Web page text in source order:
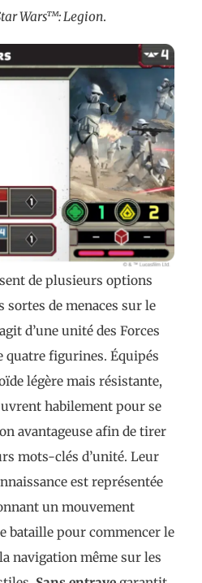
Wars™: Legion.
de plusieurs options
sortes de menaces sur le
d’une unité des Forces
quatre figurines. Équipés
légère mais résistante,
habilement pour se
avantageuse afin de tirer
mots-clés d’unité. Leur
est représentée
un mouvement
bataille pour commencer le
navigation même sur les